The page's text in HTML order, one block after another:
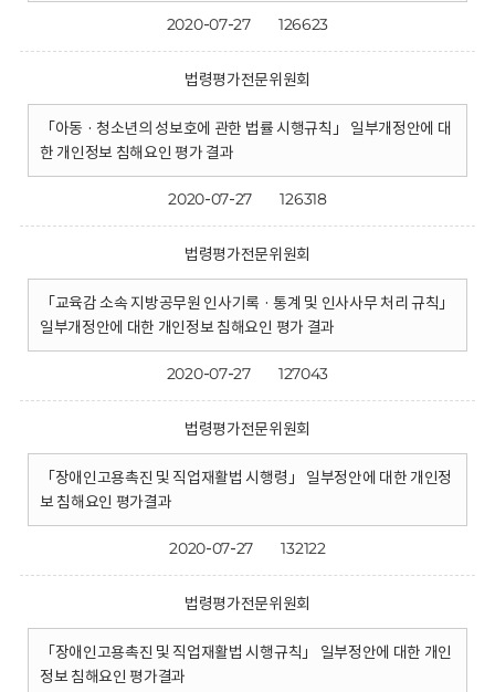
2020-07-27 126623
법령평가전문위원회
「아동 · 청소년의 성보호에 관한 법률 시행규칙」 일부개정안에 대
한 개인정보 침해요인 평가 결과
2020-07-27 126318
법령평가전문위원회
「교육감 소속 지방공무원 인사기록 · 통계 및 인사사무 처리 규칙」
일부개정안에 대한 개인정보 침해요인 평가 결과
2020-07-27 127043
법령평가전문위원회
「장애인고용촉진 및 직업재활법 시행령」 일부정안에 대한 개인정
보 침해요인 평가결과
2020-07-27 132122
법령평가전문위원회
「장애인고용촉진 및 직업재활법 시행규칙」 일부정안에 대한 개인
정보 침해요인 평가결과